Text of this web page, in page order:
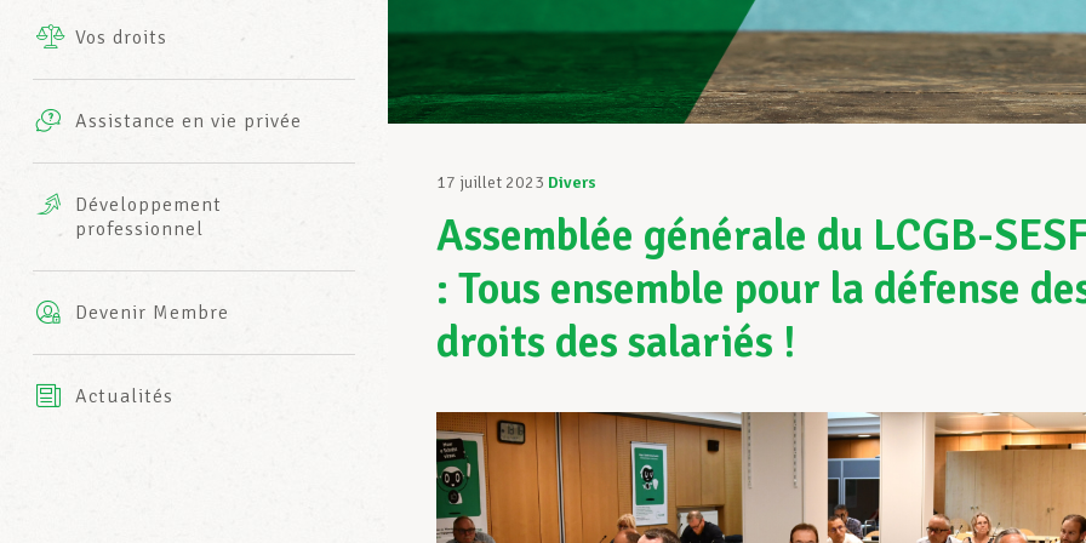
INFO-CENTER
Vos droits
Assistance en vie privée
complémentaires
AXA
Développement
professionnel
Devenir Membre
Actualités
17 juillet 2023 Divers
Assemblée générale du LCGB-
: Tous ensemble pour la défense
droits des salariés !